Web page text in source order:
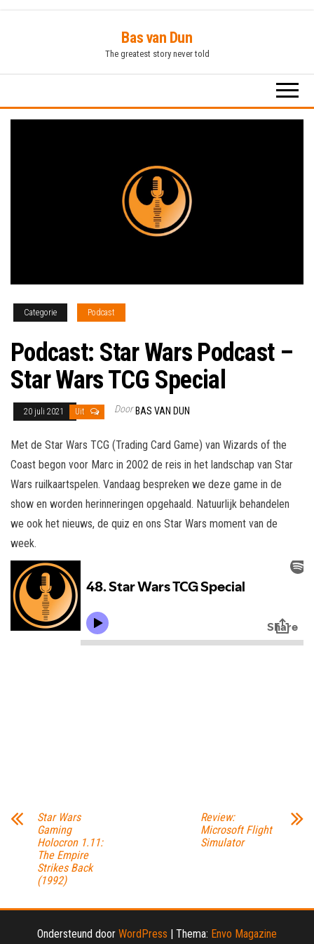
inhoud
Bas van Dun
The greatest story never told
Categorie Podcast
Podcast: Star Wars Podcast –
Star Wars TCG Special
20 juli 2021 Uit Door BAS VAN DUN
Met de Star Wars TCG (Trading Card Game) van Wizards of the
Coast begon voor Marc in 2002 de reis in het landschap van Star
Wars ruilkaartspelen. Vandaag bespreken we deze game in de
show en worden herinneringen opgehaald. Natuurlijk behandelen
we ook het nieuws, de quiz en ons Star Wars moment van de
week.
Star Wars
Gaming
Holocron 1.11:
The Empire
Strikes Back
(1992)
Review:
Microsoft Flight
Simulator
Ondersteund door WordPress | Thema: Envo Magazine